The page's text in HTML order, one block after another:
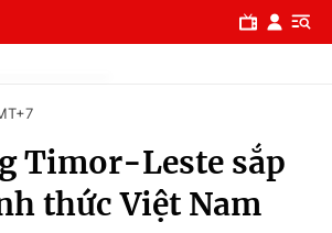
Timor-Leste sắp
thức Việt Nam